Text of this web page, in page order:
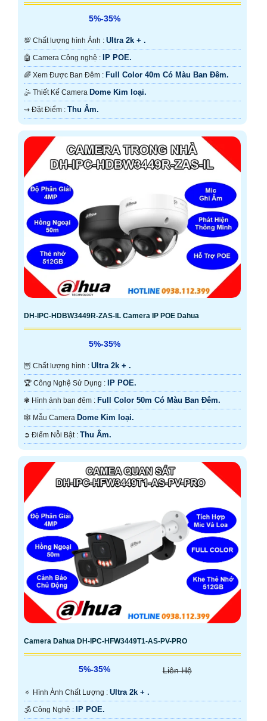
5%-35%
💯 Chất lượng hình Ảnh : Ultra 2k + .
🤖️ Camera Công nghệ : IP POE.
🌈 Xem Được Ban Đêm : Full Color 40m Có Màu Ban Ðêm.
🤹 Thiết Kế Camera Dome Kim loại.
️⇝ Đặt Điểm : Thu Âm.
DH-IPC-HDBW3449R-ZAS-IL Camera IP POE Dahua
5%-35%
🦉 Chất lượng hình : Ultra 2k + .
🏆 Công Nghệ Sử Dụng : IP POE.
❃ Hình ảnh ban đêm : Full Color 50m Có Màu Ban Ðêm.
🕸️ Mẫu Camera Dome Kim loại.
️➲ Điểm Nỗi Bật : Thu Âm.
Camera Dahua DH-IPC-HFW3449T1-AS-PV-PRO
5%-35% Liên Hệ
🔅 Hình Ành Chất Lượng : Ultra 2k + .
🕉️ Công Nghệ : IP POE.